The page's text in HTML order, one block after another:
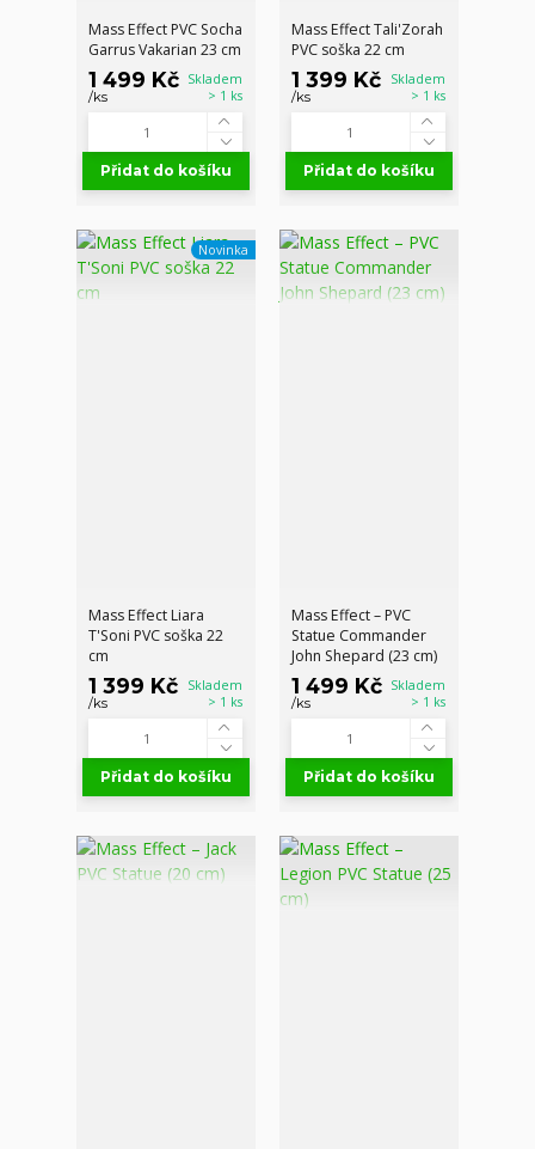
Mass Effect PVC Socha
Garrus Vakarian 23 cm
1 499 Kč
/ks
Skladem
> 1 ks
Přidat do košíku
Mass Effect Tali'Zorah
PVC soška 22 cm
1 399 Kč
/ks
Skladem
> 1 ks
Přidat do košíku
Novinka
Mass Effect Liara
T'Soni PVC soška 22
cm
1 399 Kč
/ks
Skladem
> 1 ks
Přidat do košíku
Mass Effect – PVC
Statue Commander
John Shepard (23 cm)
1 499 Kč
/ks
Skladem
> 1 ks
Přidat do košíku